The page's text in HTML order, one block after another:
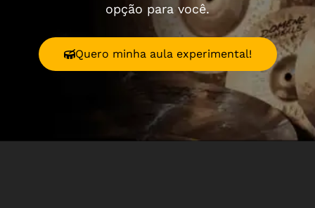
opção para você.
Quero minha aula experimental!